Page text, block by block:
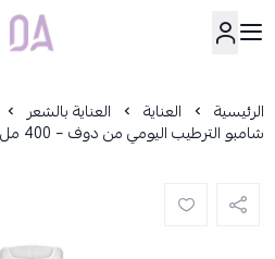
الرئيسية العناية العناية بالشعر
شامبو الترطيب اليومي من دوف – 400 مل